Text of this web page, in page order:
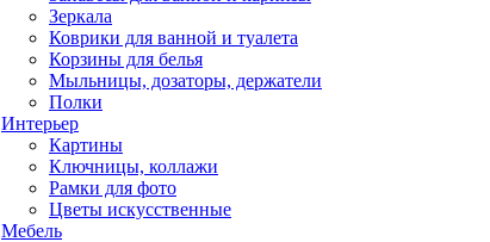
Зеркала
Коврики для ванной и туалета
Корзины для белья
Мыльницы, дозаторы, держатели
Полки
Интерьер
Картины
Ключницы, коллажи
Рамки для фото
Цветы искусственные
Мебель